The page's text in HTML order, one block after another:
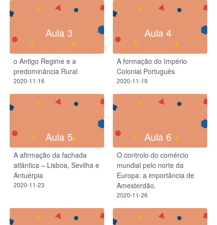
Aula 3
o Antigo Regime e a
predominância Rural
2020-11-16
Aula 4
A formação do Império
Colonial Português
2020-11-19
Aula 5
A afirmação da fachada
atlântica – Lisboa, Sevilha e
Antuérpia
2020-11-23
Aula 6
O controlo do comércio
mundial pelo norte da
Europa: a importância de
Amesterdão.
2020-11-26